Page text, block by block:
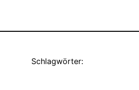
Schlagwörter: